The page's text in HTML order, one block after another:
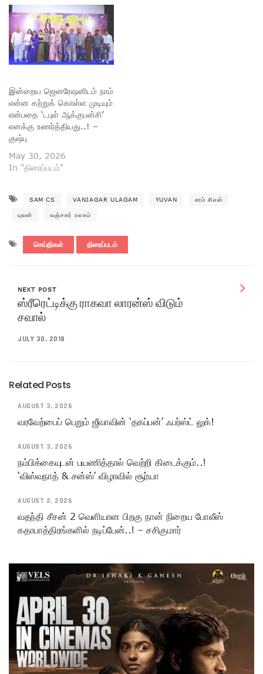
இன்றைய ஜெனரேஷனிடம் நாம்
என்ன கற்றுக் கொள்ள முடியும்
என்பதை ‘டபுள் ஆக்குபன்சி’
எனக்கு உணர்த்தியது..! –
குஷ்பு
May 30, 2026
In "திரைப்படம்"
SAM CS VANJAGAR ULAGAM YUVAN சாம் சிஎஸ்
யுவன் வஞ்சகர் உலகம்
செய்திகள் திரைப்படம்
NEXT POST
ஸ்ரீரெட்டிக்கு ராகவா லாரன்ஸ் விடும்
சவால்
JULY 30, 2018
Related Posts
AUGUST 3, 2026
வரவேற்பைப் பெறும் ஜீவாவின் ‘தகப்பன்’ ஃபர்ஸ்ட் லுக்!
AUGUST 3, 2026
நம்பிக்கையுடன் பயணித்தால் வெற்றி கிடைக்கும்..!
‘விஸ்வநாத் & சன்ஸ்’ விழாவில் சூர்யா
AUGUST 2, 2026
வதந்தி சீசன் 2 வெளியான பிறகு நான் நிறைய போலீஸ்
கதாபாத்திரங்களில் நடிப்பேன்..! – சசிகுமார்